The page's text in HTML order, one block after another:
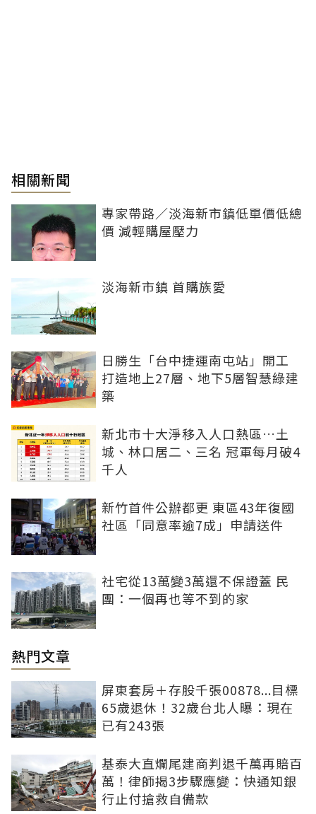
相關新聞
專家帶路／淡海新市鎮低單價低總
價 減輕購屋壓力
淡海新市鎮 首購族愛
日勝生「台中捷運南屯站」開工
打造地上27層、地下5層智慧綠建
築
新北市十大淨移入人口熱區…土
城、林口居二、三名 冠軍每月破4
千人
新竹首件公辦都更 東區43年復國
社區「同意率逾7成」申請送件
社宅從13萬變3萬還不保證蓋 民
團：一個再也等不到的家
熱門文章
屏東套房＋存股千張00878...目標
65歲退休！32歲台北人曝：現在
已有243張
基泰大直爛尾建商判退千萬再賠百
萬！律師揭3步驟應變：快通知銀
行止付搶救自備款